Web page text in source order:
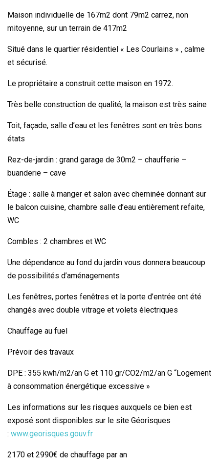
Maison individuelle de 167m2 dont 79m2 carrez, non
mitoyenne, sur un terrain de 417m2
Situé dans le quartier résidentiel « Les Courlains » , calme
et sécurisé.
Le propriétaire a construit cette maison en 1972.
Très belle construction de qualité, la maison est très saine
Toit, façade, salle d’eau et les fenêtres sont en très bons
états
Rez-de-jardin : grand garage de 30m2 – chaufferie –
buanderie – cave
Étage : salle à manger et salon avec cheminée donnant sur
le balcon cuisine, chambre salle d’eau entièrement refaite,
WC
Combles : 2 chambres et WC
Une dépendance au fond du jardin vous donnera beaucoup
de possibilités d’aménagements
Les fenêtres, portes fenêtres et la porte d’entrée ont été
changés avec double vitrage et volets électriques
Chauffage au fuel
Prévoir des travaux
DPE : 355 kwh/m2/an G et 110 gr/CO2/m2/an G “Logement
à consommation énergétique excessive »
Les informations sur les risques auxquels ce bien est
exposé sont disponibles sur le site Géorisques
: www.georisques.gouv.fr
2170 et 2990€ de chauffage par an